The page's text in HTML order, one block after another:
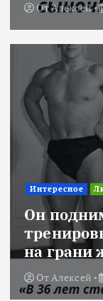
ОтАлексей
Интересное
Он
на грани
ОтАлексей